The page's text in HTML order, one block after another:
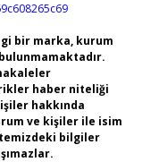
bir marka, kurum
haber niteliği
hakkında
ve kişiler ile isim
bilgiler